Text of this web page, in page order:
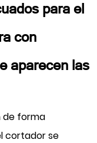
para el
con
aparecen las
de forma
cortador se